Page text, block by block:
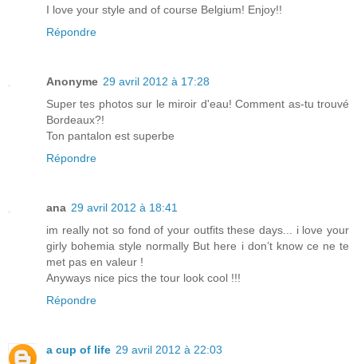
I love your style and of course Belgium! Enjoy!!
Répondre
Anonyme 29 avril 2012 à 17:28
Super tes photos sur le miroir d'eau! Comment as-tu trouvé
Bordeaux?!
Ton pantalon est superbe
Répondre
ana 29 avril 2012 à 18:41
im really not so fond of your outfits these days... i love your
girly bohemia style normally But here i don’t know ce ne te
met pas en valeur !
Anyways nice pics the tour look cool !!!
Répondre
a cup of life 29 avril 2012 à 22:03